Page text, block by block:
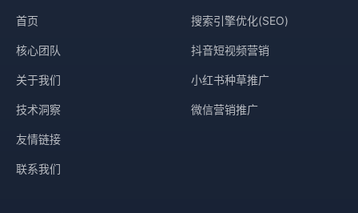
首页
核心团队
关于我们
技术洞察
友情链接
联系我们
搜索引擎优化(SEO)
抖音短视频营销
小红书种草推广
微信营销推广